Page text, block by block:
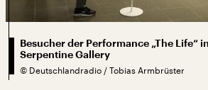
Besucher der Performance „The Life“
Serpentine Gallery
© Deutschlandradio / Tobias Armbrüster